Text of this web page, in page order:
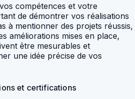
compétences et votre
de démontrer vos réalisations
à mentionner des projets réussis,
améliorations mises en place,
être mesurables et
une idée précise de vos
et certifications